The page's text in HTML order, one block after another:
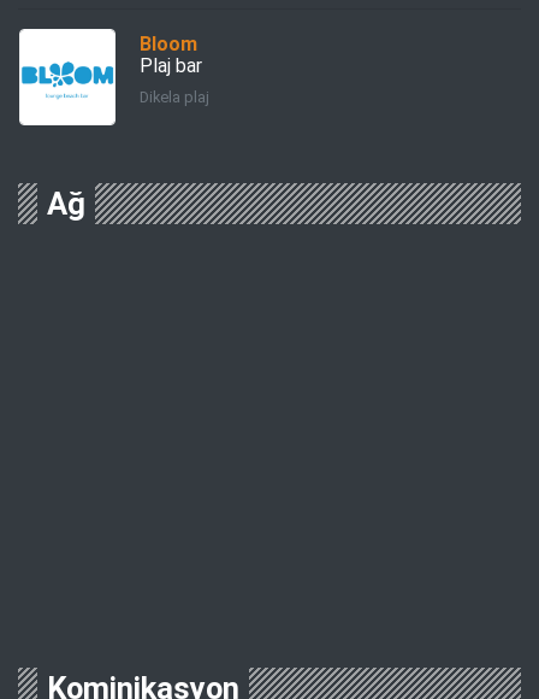
Bloom
Plaj bar
Dikela plaj
Ağ
Kominikasyon